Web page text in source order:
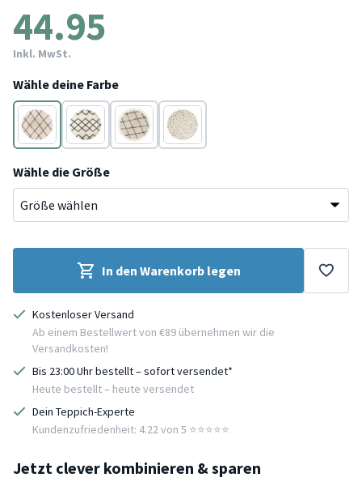
44.95
Inkl. MwSt.
Wähle deine Farbe
Creme Creme Creme
Creme
Wähle die Größe
In den Warenkorb legen
Kostenloser Versand
Ab einem Bestellwert von €89 übernehmen wir die
Versandkosten!
Bis 23:00 Uhr bestellt – sofort versendet*
Heute bestellt – heute versendet
Dein Teppich-Experte
Kundenzufriedenheit: 4.22 von 5 ⭐️⭐️⭐️⭐️⭐️
Jetzt clever kombinieren & sparen